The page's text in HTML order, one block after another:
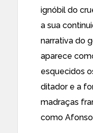
ignóbil do
a sua
narrativa do
aparece
esquecidos
ditador e a
madraças
como